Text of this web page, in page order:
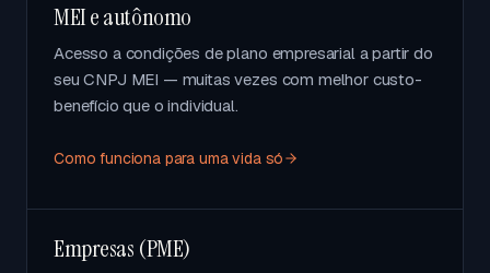
MEI e autônomo
Acesso a condições de plano empresarial a partir do
seu CNPJ MEI — muitas vezes com melhor custo-
benefício que o individual.
Como funciona para uma vida só
Empresas (PME)